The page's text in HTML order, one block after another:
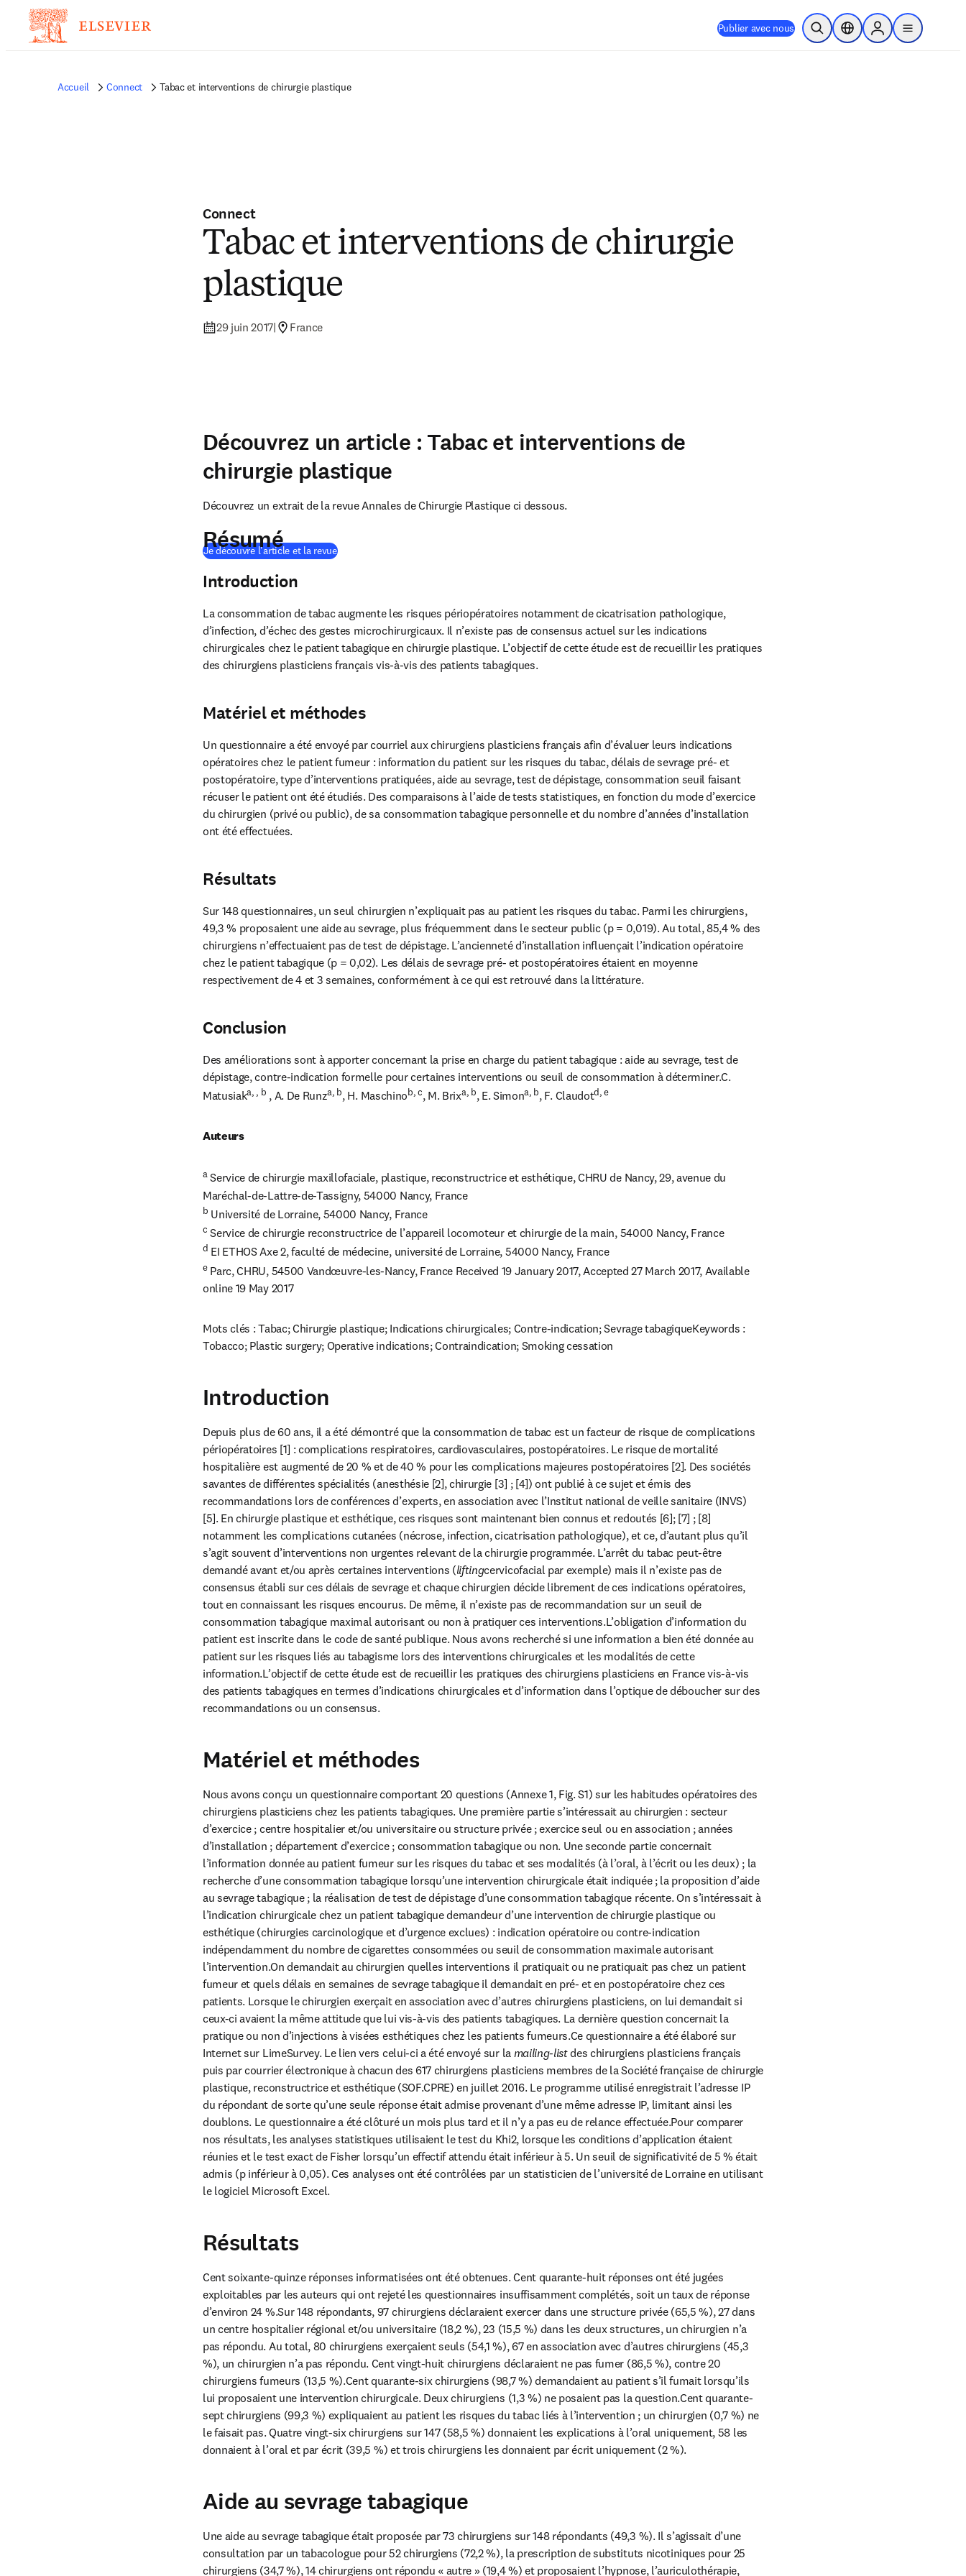
Publier avec nous Ouvrir la recherche
Sélecteur de localisation
Sign in to products
menu
Accueil Connect Tabac et interventions de chirurgie plastique
Connect
Tabac et interventions de chirurgie
plastique
29 juin 2017| France
Découvrez un article : Tabac et interventions de
chirurgie plastique
Découvrez un extrait de la revue Annales de Chirurgie Plastique ci dessous.
Je découvre l'article et la revue(
Résumé
Introduction
La consommation de tabac augmente les risques périopératoires notamment de cicatrisation pathologique,
d’infection, d’échec des gestes microchirurgicaux. Il n’existe pas de consensus actuel sur les indications
chirurgicales chez le patient tabagique en chirurgie plastique. L’objectif de cette étude est de recueillir les pratiques
des chirurgiens plasticiens français vis-à-vis des patients tabagiques.
Matériel et méthodes
Un questionnaire a été envoyé par courriel aux chirurgiens plasticiens français afin d’évaluer leurs indications
opératoires chez le patient fumeur : information du patient sur les risques du tabac, délais de sevrage pré- et
postopératoire, type d’interventions pratiquées, aide au sevrage, test de dépistage, consommation seuil faisant
récuser le patient ont été étudiés. Des comparaisons à l’aide de tests statistiques, en fonction du mode d’exercice
du chirurgien (privé ou public), de sa consommation tabagique personnelle et du nombre d’années d’installation
ont été effectuées.
Résultats
Sur 148 questionnaires, un seul chirurgien n’expliquait pas au patient les risques du tabac. Parmi les chirurgiens,
49,3 % proposaient une aide au sevrage, plus fréquemment dans le secteur public (p = 0,019). Au total, 85,4 % des
chirurgiens n’effectuaient pas de test de dépistage. L’ancienneté d’installation influençait l’indication opératoire
chez le patient tabagique (p = 0,02). Les délais de sevrage pré- et postopératoires étaient en moyenne
respectivement de 4 et 3 semaines, conformément à ce qui est retrouvé dans la littérature.
Conclusion
Des améliorations sont à apporter concernant la prise en charge du patient tabagique : aide au sevrage, test de
dépistage, contre-indication formelle pour certaines interventions ou seuil de consommation à déterminer.C.
Matusiaka, , b , A. De Runza, b, H. Maschinob, c, M. Brixa, b, E. Simona, b, F. Claudotd, e
Auteurs
a Service de chirurgie maxillofaciale, plastique, reconstructrice et esthétique, CHRU de Nancy, 29, avenue du
Maréchal-de-Lattre-de-Tassigny, 54000 Nancy, France
b Université de Lorraine, 54000 Nancy, France
c Service de chirurgie reconstructrice de l’appareil locomoteur et chirurgie de la main, 54000 Nancy, France
d EI ETHOS Axe 2, faculté de médecine, université de Lorraine, 54000 Nancy, France
e Parc, CHRU, 54500 Vandœuvre-les-Nancy, France Received 19 January 2017, Accepted 27 March 2017, Available
online 19 May 2017
Mots clés : Tabac; Chirurgie plastique; Indications chirurgicales; Contre-indication; Sevrage tabagiqueKeywords :
Tobacco; Plastic surgery; Operative indications; Contraindication; Smoking cessation
Introduction
Depuis plus de 60 ans, il a été démontré que la consommation de tabac est un facteur de risque de complications
périopératoires [1] : complications respiratoires, cardiovasculaires, postopératoires. Le risque de mortalité
hospitalière est augmenté de 20 % et de 40 % pour les complications majeures postopératoires [2]. Des sociétés
savantes de différentes spécialités (anesthésie [2], chirurgie [3] ; [4]) ont publié à ce sujet et émis des
recommandations lors de conférences d’experts, en association avec l’Institut national de veille sanitaire (INVS)
[5]. En chirurgie plastique et esthétique, ces risques sont maintenant bien connus et redoutés [6]; [7] ; [8]
notamment les complications cutanées (nécrose, infection, cicatrisation pathologique), et ce, d’autant plus qu’il
s’agit souvent d’interventions non urgentes relevant de la chirurgie programmée. L’arrêt du tabac peut-être
demandé avant et/ou après certaines interventions (liftingcervicofacial par exemple) mais il n’existe pas de
consensus établi sur ces délais de sevrage et chaque chirurgien décide librement de ces indications opératoires,
tout en connaissant les risques encourus. De même, il n’existe pas de recommandation sur un seuil de
consommation tabagique maximal autorisant ou non à pratiquer ces interventions.L’obligation d’information du
patient est inscrite dans le code de santé publique. Nous avons recherché si une information a bien été donnée au
patient sur les risques liés au tabagisme lors des interventions chirurgicales et les modalités de cette
information.L’objectif de cette étude est de recueillir les pratiques des chirurgiens plasticiens en France vis-à-vis
des patients tabagiques en termes d’indications chirurgicales et d’information dans l’optique de déboucher sur des
recommandations ou un consensus.
Matériel et méthodes
Nous avons conçu un questionnaire comportant 20 questions (Annexe 1, Fig. S1) sur les habitudes opératoires des
chirurgiens plasticiens chez les patients tabagiques. Une première partie s’intéressait au chirurgien : secteur
d’exercice ; centre hospitalier et/ou universitaire ou structure privée ; exercice seul ou en association ; années
d’installation ; département d’exercice ; consommation tabagique ou non. Une seconde partie concernait
l’information donnée au patient fumeur sur les risques du tabac et ses modalités (à l’oral, à l’écrit ou les deux) ; la
recherche d’une consommation tabagique lorsqu’une intervention chirurgicale était indiquée ; la proposition d’aide
au sevrage tabagique ; la réalisation de test de dépistage d’une consommation tabagique récente. On s’intéressait à
l’indication chirurgicale chez un patient tabagique demandeur d’une intervention de chirurgie plastique ou
esthétique (chirurgies carcinologique et d’urgence exclues) : indication opératoire ou contre-indication
indépendamment du nombre de cigarettes consommées ou seuil de consommation maximale autorisant
l’intervention.On demandait au chirurgien quelles interventions il pratiquait ou ne pratiquait pas chez un patient
fumeur et quels délais en semaines de sevrage tabagique il demandait en pré- et en postopératoire chez ces
patients. Lorsque le chirurgien exerçait en association avec d’autres chirurgiens plasticiens, on lui demandait si
ceux-ci avaient la même attitude que lui vis-à-vis des patients tabagiques. La dernière question concernait la
pratique ou non d’injections à visées esthétiques chez les patients fumeurs.Ce questionnaire a été élaboré sur
Internet sur LimeSurvey. Le lien vers celui-ci a été envoyé sur la mailing-list des chirurgiens plasticiens français
puis par courrier électronique à chacun des 617 chirurgiens plasticiens membres de la Société française de chirurgie
plastique, reconstructrice et esthétique (SOF.CPRE) en juillet 2016. Le programme utilisé enregistrait l’adresse IP
du répondant de sorte qu’une seule réponse était admise provenant d’une même adresse IP, limitant ainsi les
doublons. Le questionnaire a été clôturé un mois plus tard et il n’y a pas eu de relance effectuée.Pour comparer
nos résultats, les analyses statistiques utilisaient le test du Khi2, lorsque les conditions d’application étaient
réunies et le test exact de Fisher lorsqu’un effectif attendu était inférieur à 5. Un seuil de significativité de 5 % était
admis (p inférieur à 0,05). Ces analyses ont été contrôlées par un statisticien de l’université de Lorraine en utilisant
le logiciel Microsoft Excel.
Résultats
Cent soixante-quinze réponses informatisées ont été obtenues. Cent quarante-huit réponses ont été jugées
exploitables par les auteurs qui ont rejeté les questionnaires insuffisamment complétés, soit un taux de réponse
d’environ 24 %.Sur 148 répondants, 97 chirurgiens déclaraient exercer dans une structure privée (65,5 %), 27 dans
un centre hospitalier régional et/ou universitaire (18,2 %), 23 (15,5 %) dans les deux structures, un chirurgien n’a
pas répondu. Au total, 80 chirurgiens exerçaient seuls (54,1 %), 67 en association avec d’autres chirurgiens (45,3
%), un chirurgien n’a pas répondu. Cent vingt-huit chirurgiens déclaraient ne pas fumer (86,5 %), contre 20
chirurgiens fumeurs (13,5 %).Cent quarante-six chirurgiens (98,7 %) demandaient au patient s’il fumait lorsqu’ils
lui proposaient une intervention chirurgicale. Deux chirurgiens (1,3 %) ne posaient pas la question.Cent quarante-
sept chirurgiens (99,3 %) expliquaient au patient les risques du tabac liés à l’intervention ; un chirurgien (0,7 %) ne
le faisait pas. Quatre vingt-six chirurgiens sur 147 (58,5 %) donnaient les explications à l’oral uniquement, 58 les
donnaient à l’oral et par écrit (39,5 %) et trois chirurgiens les donnaient par écrit uniquement (2 %).
Aide au sevrage tabagique
Une aide au sevrage tabagique était proposée par 73 chirurgiens sur 148 répondants (49,3 %). Il s’agissait d’une
consultation par un tabacologue pour 52 chirurgiens (72,2 %), la prescription de substituts nicotiniques pour 25
chirurgiens (34,7 %), 14 chirurgiens ont répondu « autre » (19,4 %) et proposaient l’hypnose, l’auriculothérapie,